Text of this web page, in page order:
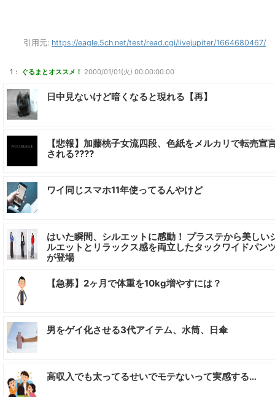
引用元: https://eagle.5ch.net/test/read.cgi/livejupiter/1664680467/
1： ぐるまとオススメ！ 2000/01/01(火) 00:00:00.00
日中見ないけど暗くなると現れる【再】
【悲報】加藤桃子女流四段、色紙をメルカリで転売宣
される????
ワイ同じスマホ11年使ってるんやけど
はいた瞬間、シルエットに感動！ プラステから美しい
ルエットとリラックス感を両立したタックワイドパン
が登場
【急募】2ヶ月で体重を10kg増やすには？
男をゲイ化させる3代アイテム、水筒、日傘
高収入でも太ってるせいでモテないって実感する…